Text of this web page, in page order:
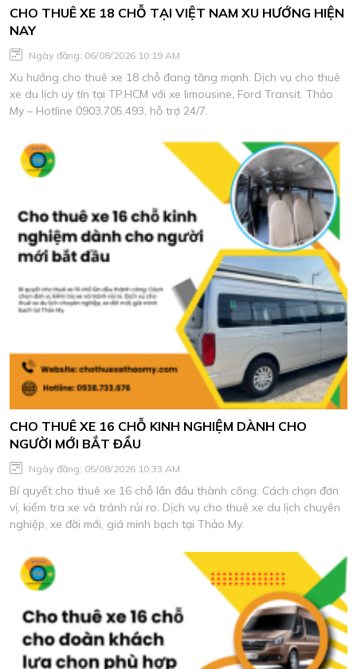
CHO THUÊ XE 18 CHỖ TẠI VIỆT NAM XU HƯỚNG HIỆN
NAY
Ngày đăng: 06/08/2026 10:19 AM
Xu hướng cho thuê xe 18 chỗ đang tăng mạnh. Dịch vụ cho thuê
xe du lịch uy tín tại TP.HCM với xe limousine, Ford Transit. Thảo
My – Hotline 0903.705.493, hỗ trợ 24/7.
CHO THUÊ XE 16 CHỖ KINH NGHIỆM DÀNH CHO
NGƯỜI MỚI BẮT ĐẦU
Ngày đăng: 05/08/2026 10:33 AM
Bí quyết cho thuê xe 16 chỗ lần đầu thành công: Cách chọn đơn
vị, kiểm tra xe và tránh rủi ro. Dịch vụ cho thuê xe du lịch chuyên
nghiệp, xe đời mới, giá minh bạch tại Thảo My.